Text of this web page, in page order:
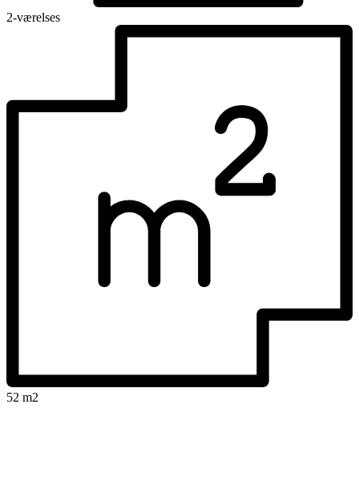
2-værelses
52 m2